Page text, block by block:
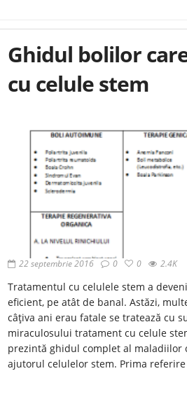
Ghidul bolilor
cu celule stem
22 septembrie 2016 0 0 2.4K
Tratamentul cu celulele stem a
eficient, pe atât de banal. Astăzi,
câţiva ani erau fatale se tratează cu
miraculosului tratament cu celule
prezintă ghidul complet al maladiilor
ajutorul celulelor stem. Prima